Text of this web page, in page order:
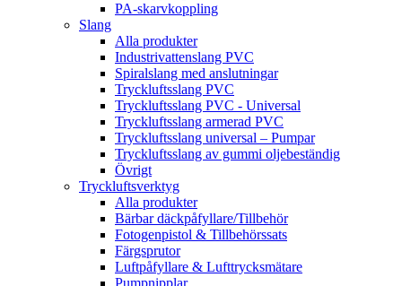
PA-skarvkoppling
Slang
Alla produkter
Industrivattenslang PVC
Spiralslang med anslutningar
Tryckluftsslang PVC
Tryckluftsslang PVC - Universal
Tryckluftsslang armerad PVC
Tryckluftsslang universal – Pumpar
Tryckluftsslang av gummi oljebeständig
Övrigt
Tryckluftsverktyg
Alla produkter
Bärbar däckpåfyllare/Tillbehör
Fotogenpistol & Tillbehörssats
Färgsprutor
Luftpåfyllare & Lufttrycksmätare
Pumpnipplar